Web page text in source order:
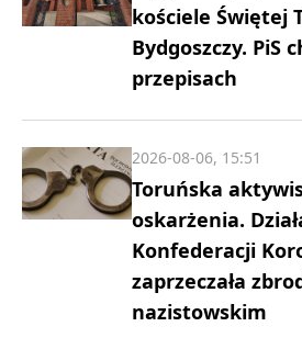
kościele Świętej
Bydgoszczy. PiS
przepisach
Toruńska
oskarżenia.
Konfederacji
zaprzeczała
nazistowskim
2026-08-06, 15:51